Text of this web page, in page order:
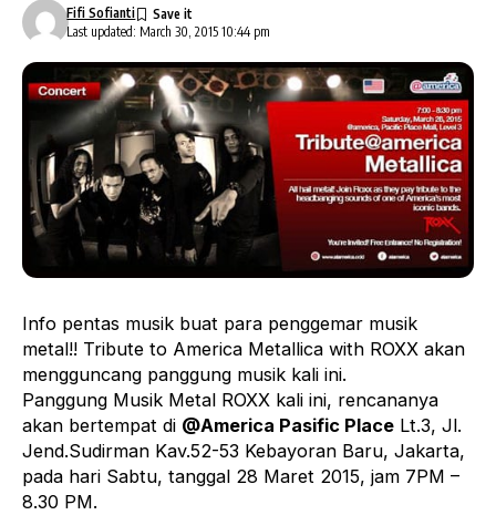
Last updated: March 30, 2015 10:44 pm
Fifi Sofianti
Info pentas musik buat para penggemar musik
metal!! Tribute to America Metallica with ROXX akan
mengguncang panggung musik kali ini.
Panggung Musik Metal ROXX kali ini, rencananya
akan bertempat di @America Pasific Place Lt.3, Jl.
Jend.Sudirman Kav.52-53 Kebayoran Baru, Jakarta,
pada hari Sabtu, tanggal 28 Maret 2015, jam 7PM –
8.30 PM.